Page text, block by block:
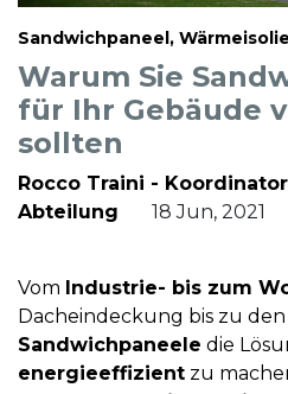
Sandwichpaneel,
Warum Sie
für Ihr Gebäude
sollten
Rocco Traini -
Abteilung
18 Jun, 2021
Vom Industrie- bis zum
Dacheindeckung bis zu den
Sandwichpaneele die
energieeffizient zu